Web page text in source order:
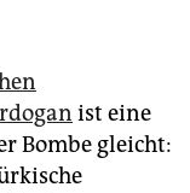
ist eine
Bombe gleicht: